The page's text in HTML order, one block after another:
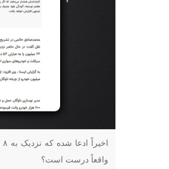
واقعاً درست است؟